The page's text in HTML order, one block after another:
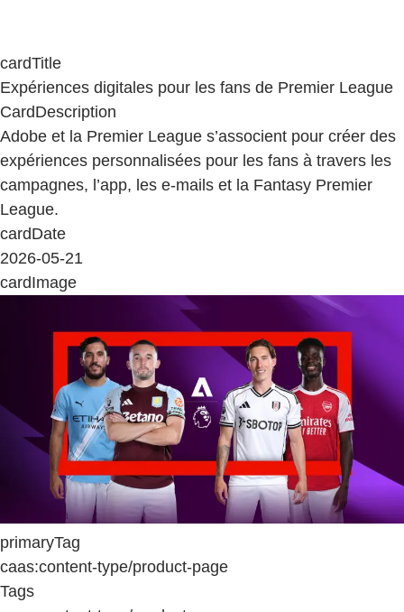
cardTitle
Expériences digitales pour les fans de Premier League
CardDescription
Adobe et la Premier League s’associent pour créer des
expériences personnalisées pour les fans à travers les
campagnes, l’app, les e-mails et la Fantasy Premier
League.
cardDate
2026-05-21
cardImage
primaryTag
caas:content-type/product-page
Tags